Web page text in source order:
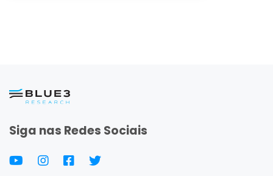
Siga nas Redes Sociais